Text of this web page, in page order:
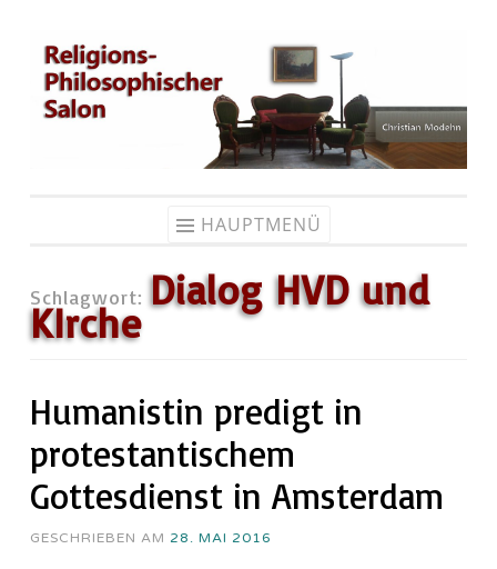
Zum
Inhalt
springen
HAUPTMENÜ
Schlagwort: Dialog HVD und
KIrche
Humanistin predigt in
protestantischem
Gottesdienst in Amsterdam
GESCHRIEBEN AM 28. MAI 2016